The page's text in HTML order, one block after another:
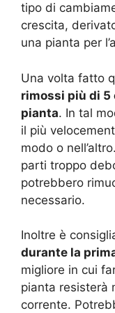
tipo di
crescita,
una pianta per
Una volta fatto
rimossi più di 5
pianta. In tal
il più
modo o
parti troppo
potrebbero
necessario.
Inoltre è
durante la
migliore in cui
pianta resisterà
corrente.